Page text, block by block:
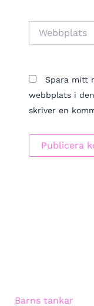
Spara mitt
webbplats i
skriver en
Barns tankar